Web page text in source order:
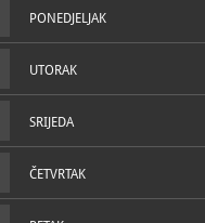
PONEDJELJAK
UTORAK
SRIJEDA
ČETVRTAK
ostaci lukova koji su
materijala, što upućuje
doba. Pronađeni
u amfiteatar, jasno
Vespazijana.